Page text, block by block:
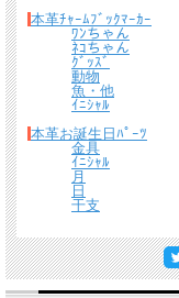
電車など交通機関の乗車カ
山あり、そのすべて統一の
も使えたり、学生証・社員
ど用途も幅広くなっていま
革物語パスカードホルダー
本革ﾁｬｰﾑﾌﾞｯｸﾏｰｶｰ
ﾜﾝちゃん
ﾈｺちゃん
ｸﾞｯｽﾞ
動物
魚・他
ｲﾆｼｬﾙ
本革お誕生日ﾊﾟｰﾂ
金具
ｲﾆｼｬﾙ
月
日
干支